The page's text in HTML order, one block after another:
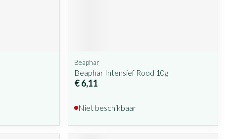
Beaphar
Beaphar Intensief Rood 10g
€ 6,11
Niet beschikbaar